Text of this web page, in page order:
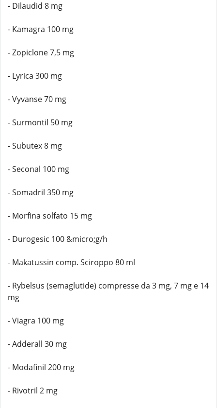
- Dilaudid 8 mg
- Kamagra 100 mg
- Zopiclone 7,5 mg
- Lyrica 300 mg
- Vyvanse 70 mg
- Surmontil 50 mg
- Subutex 8 mg
- Seconal 100 mg
- Somadril 350 mg
- Morfina solfato 15 mg
- Durogesic 100 &micro;g/h
- Makatussin comp. Sciroppo 80 ml
- Rybelsus (semaglutide) compresse da 3 mg, 7 mg e 14
mg
- Viagra 100 mg
- Adderall 30 mg
- Modafinil 200 mg
- Rivotril 2 mg